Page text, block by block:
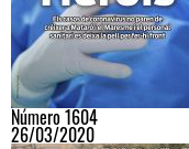
Número 1604
26/03/2020